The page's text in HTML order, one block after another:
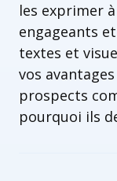
les exprimer
engageants
textes et
vos
prospects
pourquoi ils